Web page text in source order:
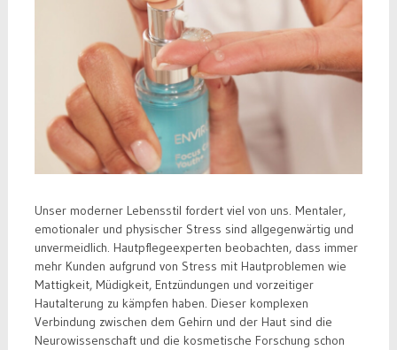
Unser moderner Lebensstil fordert viel von uns. Mentaler,
emotionaler und physischer Stress sind allgegenwärtig und
unvermeidlich. Hautpflegeexperten beobachten, dass immer
mehr Kunden aufgrund von Stress mit Hautproblemen wie
Mattigkeit, Müdigkeit, Entzündungen und vorzeitiger
Hautalterung zu kämpfen haben. Dieser komplexen
Verbindung zwischen dem Gehirn und der Haut sind die
Neurowissenschaft und die kosmetische Forschung schon